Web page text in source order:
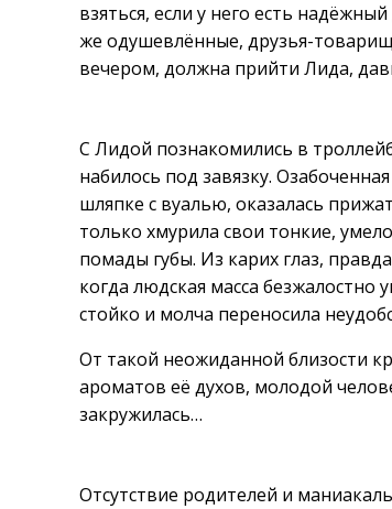
взяться, если у него есть
же одушевлённые, друзья-
вечером, должна прийти Лида,
С Лидой познакомились в
набилось под завязку.
шляпке с вуалью, оказалась
только хмурила свои тонкие,
помады губы. Из карих глаз,
когда людская масса
стойко и молча переносила
От такой неожиданной близости
ароматов её духов, молодой
закружилась…
Отсутствие родителей и